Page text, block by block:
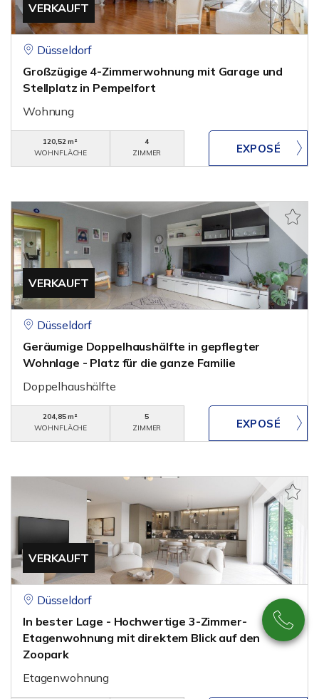
VERKAUFT
Düsseldorf
Großzügige 4-Zimmerwohnung mit Garage und
Stellplatz in Pempelfort
Wohnung
120,52 m²
WOHNFLÄCHE
4
ZIMMER
VERKAUFT
Düsseldorf
Geräumige Doppelhaushälfte in gepflegter
Wohnlage - Platz für die ganze Familie
Doppelhaushälfte
204,85 m²
WOHNFLÄCHE
5
ZIMMER
VERKAUFT
Düsseldorf
In bester Lage - Hochwertige 3-Zimmer-
Etagenwohnung mit direktem Blick auf den
Zoopark
Etagenwohnung